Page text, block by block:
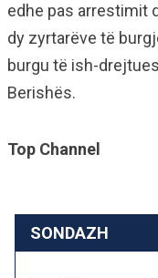
edhe pas arrestimit
dy zyrtarëve të
burgu të ish-
Berishës.
Top Channel
SONDAZH